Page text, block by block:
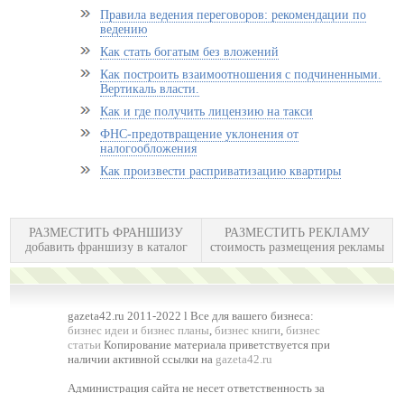
Правила ведения переговоров: рекомендации по
ведению
Как стать богатым без вложений
Как построить взаимоотношения с подчиненными.
Вертикаль власти.
Как и где получить лицензию на такси
ФНС-предотвращение уклонения от
налогообложения
Как произвести расприватизацию квартиры
РАЗМЕСТИТЬ ФРАНШИЗУ
добавить франшизу в каталог
РАЗМЕСТИТЬ РЕКЛАМУ
стоимость размещения рекламы
gazeta42.ru 2011-2022 l Все для вашего бизнеса:
бизнес идеи и бизнес планы,бизнес книги,бизнес
статьи Копирование материала приветствуется при
наличии активной ссылки на gazeta42.ru
Администрация сайта не несет ответственность за